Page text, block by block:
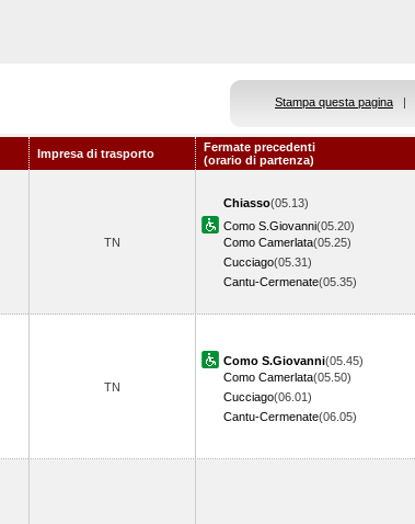
Stampa questa pagina |
Impresa di trasporto
Fermate precedenti
(orario di partenza)
TN
Chiasso(05.13)
Como S.Giovanni(05.20)
Como Camerlata(05.25)
Cucciago(05.31)
Cantu-Cermenate(05.35)
TN
Como S.Giovanni(05.45)
Como Camerlata(05.50)
Cucciago(06.01)
Cantu-Cermenate(06.05)